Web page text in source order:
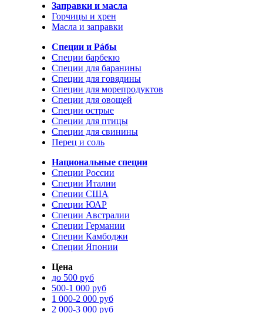
Заправки и масла
Горчицы и хрен
Масла и заправки
Специи и Рáбы
Специи барбекю
Специи для баранины
Специи для говядины
Специи для морепродуктов
Специи для овощей
Специи острые
Специи для птицы
Специи для свинины
Перец и соль
Национальные специи
Специи России
Специи Италии
Специи США
Специи ЮАР
Специи Австралии
Специи Германии
Специи Камбоджи
Специи Японии
Цена
до 500 руб
500-1 000 руб
1 000-2 000 руб
2 000-3 000 руб